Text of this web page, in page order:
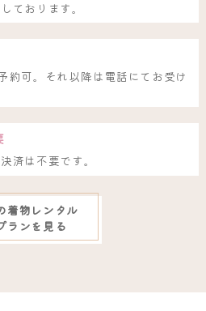
ております。
約可。それ以降は電話にてお受け
済は不要です。
着物レンタル
ランを見る